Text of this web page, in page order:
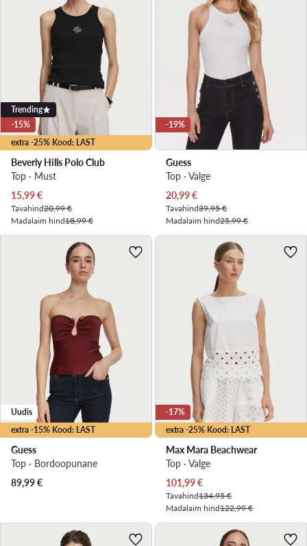
extra -25% Kood: LAST
Trending
-15%
Beverly Hills Polo Club
Top · Must
Praegune hind
15,99€
Tavahind20,99 €
Madalaim hind18,99 €
-19%
Guess
Top · Valge
Praegune hind
20,99€
Tavahind39,95 €
Madalaim hind25,99 €
extra -15% Kood: LAST
Uudis
Guess
Top · Bordoopunane
89,99€
extra -25% Kood: LAST
-17%
Max Mara Beachwear
Top · Valge
Praegune hind
101,99€
Tavahind134,95 €
Madalaim hind122,99 €